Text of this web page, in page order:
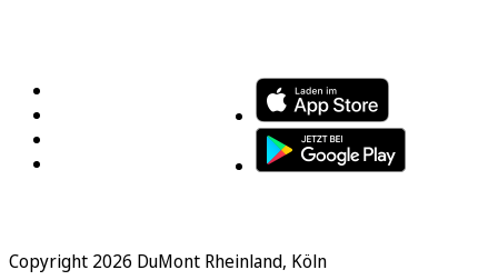
Copyright 2026 DuMont Rheinland, Köln